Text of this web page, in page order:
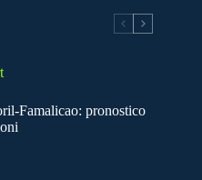
Famalicao: pronostico